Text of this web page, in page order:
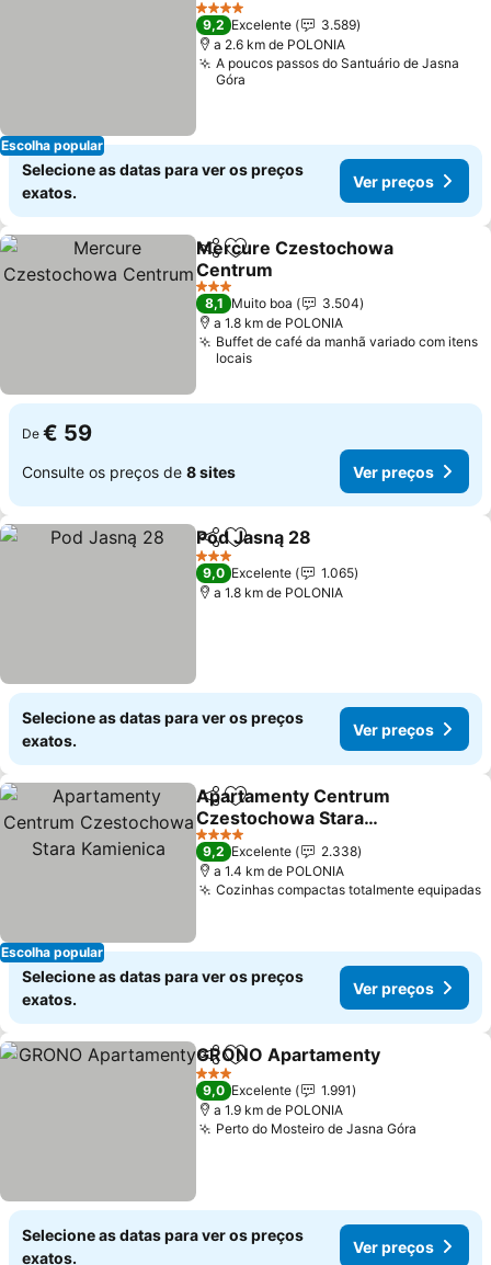
Escolha popular
4 Estrelas
9,2 Excelente
3.589
a 2.6 km de POLONIA
A poucos passos do Santuário de Jasna
Góra
Selecione as datas para ver os preços
exatos.
Ver preços
PartilharAdicionar aos favoritos
Mercure Czestochowa
Centrum
3 Estrelas
8,1 Muito boa
3.504
a 1.8 km de POLONIA
Buffet de café da manhã variado com itens
locais
De € 59
Consulte os preços de 8 sites Ver preços
PartilharAdicionar aos favoritos
Pod Jasną 28
3 Estrelas
9,0 Excelente
1.065
a 1.8 km de POLONIA
Selecione as datas para ver os preços
exatos.
Ver preços
Escolha popular
PartilharAdicionar aos favoritos
Apartamenty Centrum
Czestochowa Stara
Kamienica
4 Estrelas
9,2 Excelente
2.338
a 1.4 km de POLONIA
Cozinhas compactas totalmente equipadas
Selecione as datas para ver os preços
exatos.
Ver preços
PartilharAdicionar aos favoritos
GRONO Apartamenty
3 Estrelas
9,0 Excelente
1.991
a 1.9 km de POLONIA
Perto do Mosteiro de Jasna Góra
Selecione as datas para ver os preços
exatos.
Ver preços